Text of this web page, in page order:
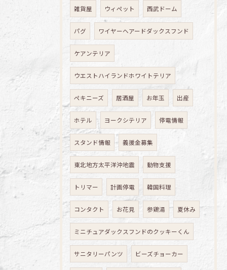
雑貨屋 ウィペット 西武ドーム
パグ ワイヤーヘアードダックスフンド
ケアンテリア
ウエストハイランドホワイトテリア
ペキニーズ 居酒屋 お年玉 出産
ホテル ヨークシテリア 停電情報
スタンド情報 義援金募集
東北地方太平洋沖地震 動物支援
トリマー 計画停電 韓国料理
コンタクト お花見 参鶏湯 夏休み
ミニチュアダックスフンドのクッキーくん
サニタリーパンツ ビーズチョーカー